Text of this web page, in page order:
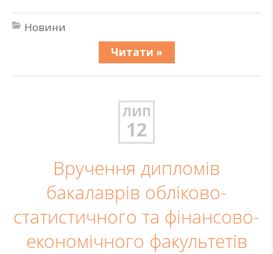
Новини
Читати »
ЛИП
12
Вручення дипломів
бакалаврів обліково-
статистичного та фінансово-
економічного факультетів